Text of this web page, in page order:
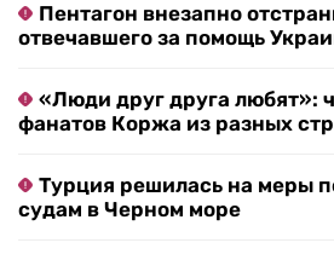
Пентагон внезапно
отвечавшего за помощь
«Люди друг друга любят»:
фанатов Коржа из разных
Турция решилась на меры
судам в Черном море